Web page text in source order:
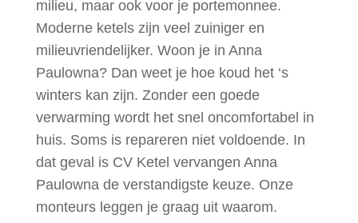
milieu, maar ook voor je portemonnee.
Moderne ketels zijn veel zuiniger en
milieuvriendelijker. Woon je in Anna
Paulowna? Dan weet je hoe koud het ‘s
winters kan zijn. Zonder een goede
verwarming wordt het snel oncomfortabel in
huis. Soms is repareren niet voldoende. In
dat geval is CV Ketel vervangen Anna
Paulowna de verstandigste keuze. Onze
monteurs leggen je graag uit waarom.